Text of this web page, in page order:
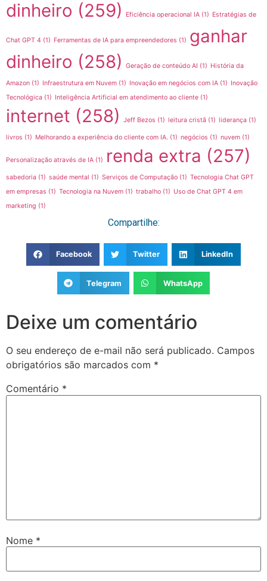
dinheiro (259) Eficiência operacional IA (1) Estratégias de
Chat GPT 4 (1) Ferramentas de IA para empreendedores (1) ganhar
dinheiro (258) Geração de conteúdo AI (1) História da
Amazon (1) Infraestrutura em Nuvem (1) Inovação em negócios com IA (1) Inovação
Tecnológica (1) Inteligência Artificial em atendimento ao cliente (1)
internet (258) Jeff Bezos (1) leitura cristã (1) liderança (1)
livros (1) Melhorando a experiência do cliente com IA. (1) negócios (1) nuvem (1)
Personalização através de IA (1) renda extra (257)
sabedoria (1) saúde mental (1) Serviços de Computação (1) Tecnologia Chat GPT
em empresas (1) Tecnologia na Nuvem (1) trabalho (1) Uso de Chat GPT 4 em
marketing (1)
Compartilhe:
Facebook Twitter LinkedIn
Telegram WhatsApp
Deixe um comentário
O seu endereço de e-mail não será publicado. Campos
obrigatórios são marcados com *
Comentário *
Nome *